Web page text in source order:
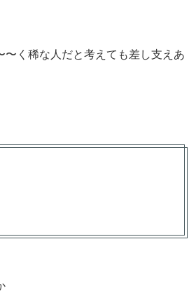
〜く稀な人だと考えても差し支えあ